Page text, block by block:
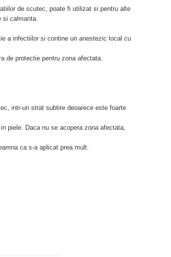
de scutec, poate fi utilizat si pentru alte
si calmanta.
a infectiilor si contine un anestezic local cu
de protectie pentru zona afectata.
intr-un strat subtire deoarece este foarte
piele. Daca nu se acopera zona afectata,
ca s-a aplicat prea mult.